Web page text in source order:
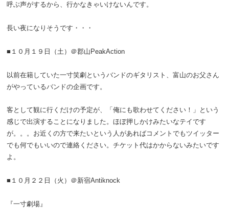
呼ぶ声がするから、行かなきゃいけないんです。
長い夜になりそうです・・・
■１０月１９日（土）＠郡山PeakAction
以前在籍していた一寸笑劇というバンドのギタリスト、富山のお父さん
がやっているバンドの企画です。
客として観に行くだけの予定が、「俺にも歌わせてください！」という
感じで出演することになりました。ほぼ押しかけみたいなテイです
が。。。お近くの方で来たいという人があればコメントでもツイッター
でも何でもいいので連絡ください。チケット代はかからないみたいです
よ。
■１０月２２日（火）＠新宿Antiknock
『一寸劇場』